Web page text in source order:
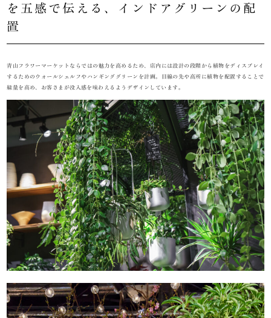
を五感で伝える、インドアグリーンの配
置
青山フラワーマーケットならではの魅力を高めるため、店内には設計の段階から植物をディスプレイ
するためのウォールシェルフやハンギンググリーンを計画。目線の先や高所に植物を配置することで
緑量を高め、お客さまが没入感を味わえるようデザインしています。